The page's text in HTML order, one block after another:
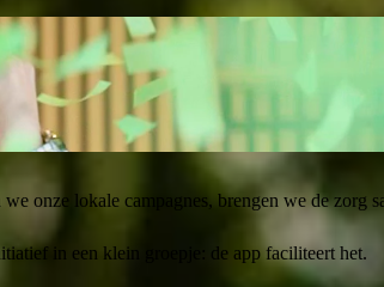
maar ook echt gebruikt wordt.
onze lokale campagnes, brengen we de zorg
in een klein groepje: de app faciliteert het.